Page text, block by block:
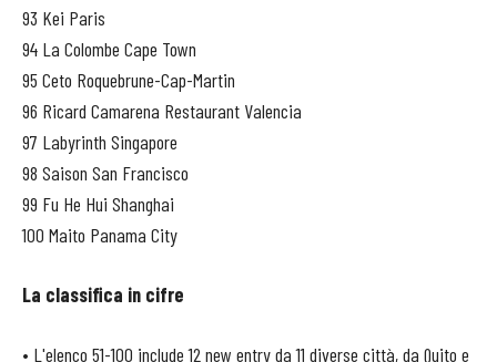
93 Kei Paris
94 La Colombe Cape Town
95 Ceto Roquebrune-Cap-Martin
96 Ricard Camarena Restaurant Valencia
97 Labyrinth Singapore
98 Saison San Francisco
99 Fu He Hui Shanghai
100 Maito Panama City
La classifica in cifre
• L'elenco 51-100 include 12 new entry da 11 diverse città, da Quito e